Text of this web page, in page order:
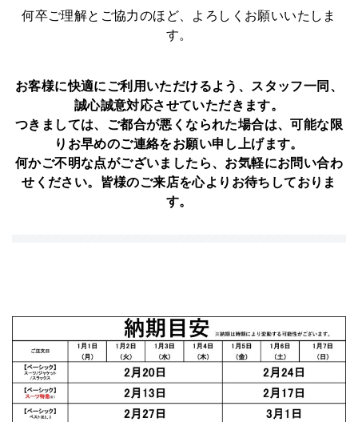
何卒ご理解とご協力のほど、よろしくお願いいたしま
す。
お客様に快適にご利用いただけるよう、スタッフ一同、
誠心誠意対応させていただきます。
つきましては、ご都合が悪くなられた場合は、可能な限
りお早めのご連絡をお願い申し上げます。
何かご不明な点がございましたら、お気軽にお問い合わ
せください。皆様のご来店を心よりお待ちしておりま
す。